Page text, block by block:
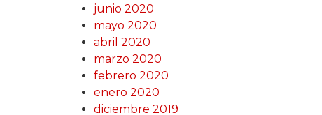
junio 2020
mayo 2020
abril 2020
marzo 2020
febrero 2020
enero 2020
diciembre 2019